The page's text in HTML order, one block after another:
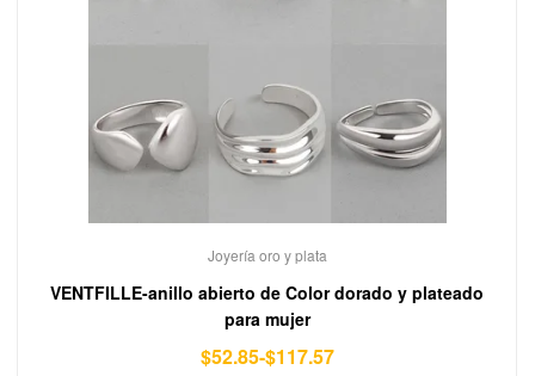
Joyería oro y plata
VENTFILLE-anillo abierto de Color dorado y plateado
para mujer
$52.85-$117.57